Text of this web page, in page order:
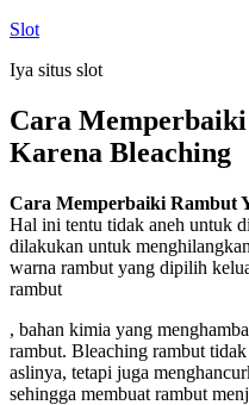
Skip
content
Slot
Iya situs slot
Cara Memperbaiki
Karena Bleaching
Cara Memperbaiki Rambut
Hal ini tentu tidak aneh untuk
dilakukan untuk
warna rambut yang dipilih
rambut
, bahan kimia yang
rambut. Bleaching rambut
aslinya, tetapi juga
sehingga membuat rambut